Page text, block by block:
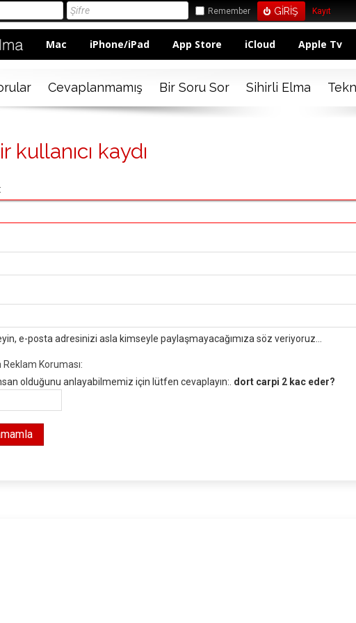
Remember Kayıt
Mac iPhone/iPad App Store iCloud Apple Tv
Cevaplanmamış Bir Soru Sor Sihirli Elma
kullanıcı kaydı
e-posta adresinizi asla kimseyle paylaşmayacağımıza söz veriyoruz...
Koruması:
olduğunu anlayabilmemiz için lütfen cevaplayın:. dort carpi 2 kac eder?